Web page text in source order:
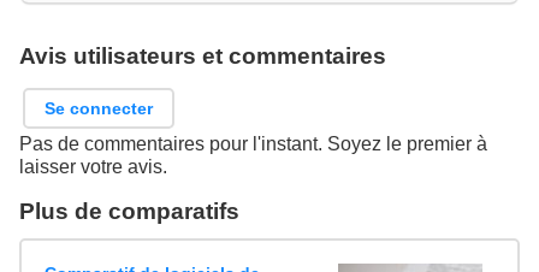
Avis utilisateurs et commentaires
Se connecter
Pas de commentaires pour l'instant. Soyez le premier à
laisser votre avis.
Plus de comparatifs